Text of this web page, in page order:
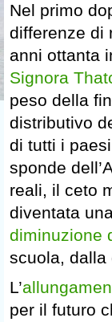
Nel primo
differenze di
anni ottanta
Signora
peso della
distributivo
di tutti i
sponde
reali, il ceto
diventata
diminuzione
scuola, dalla
L’
per il futuro